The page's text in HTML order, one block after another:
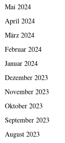
Mai 2024
April 2024
März 2024
Februar 2024
Januar 2024
Dezember 2023
November 2023
Oktober 2023
September 2023
August 2023